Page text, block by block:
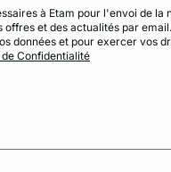
à Etam pour l'envoi de la
offres et des actualités par
données et pour exercer vos
Confidentialité